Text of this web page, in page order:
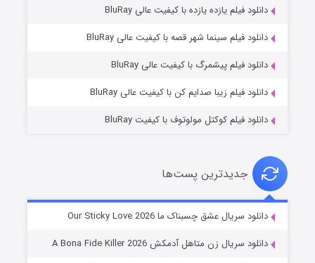
شوهر
دانلود فیلم یازده یازده با کیفیت عالی BluRay
دانلود فیلم سینما شهر قصه با کیفیت عالی BluRay
دانلود فیلم پیشمرگ با کیفیت عالی BluRay
دانلود فیلم زیبا صدایم کن با کیفیت عالی BluRay
دانلود فیلم کوکتل مولوتوف با کیفیت BluRay
جدیدترین پست‌ها
دانلود سریال عشق چسبناک ما Our Sticky Love 2026
دانلود سریال زن متاهل آدمکش A Bona Fide Killer 2026